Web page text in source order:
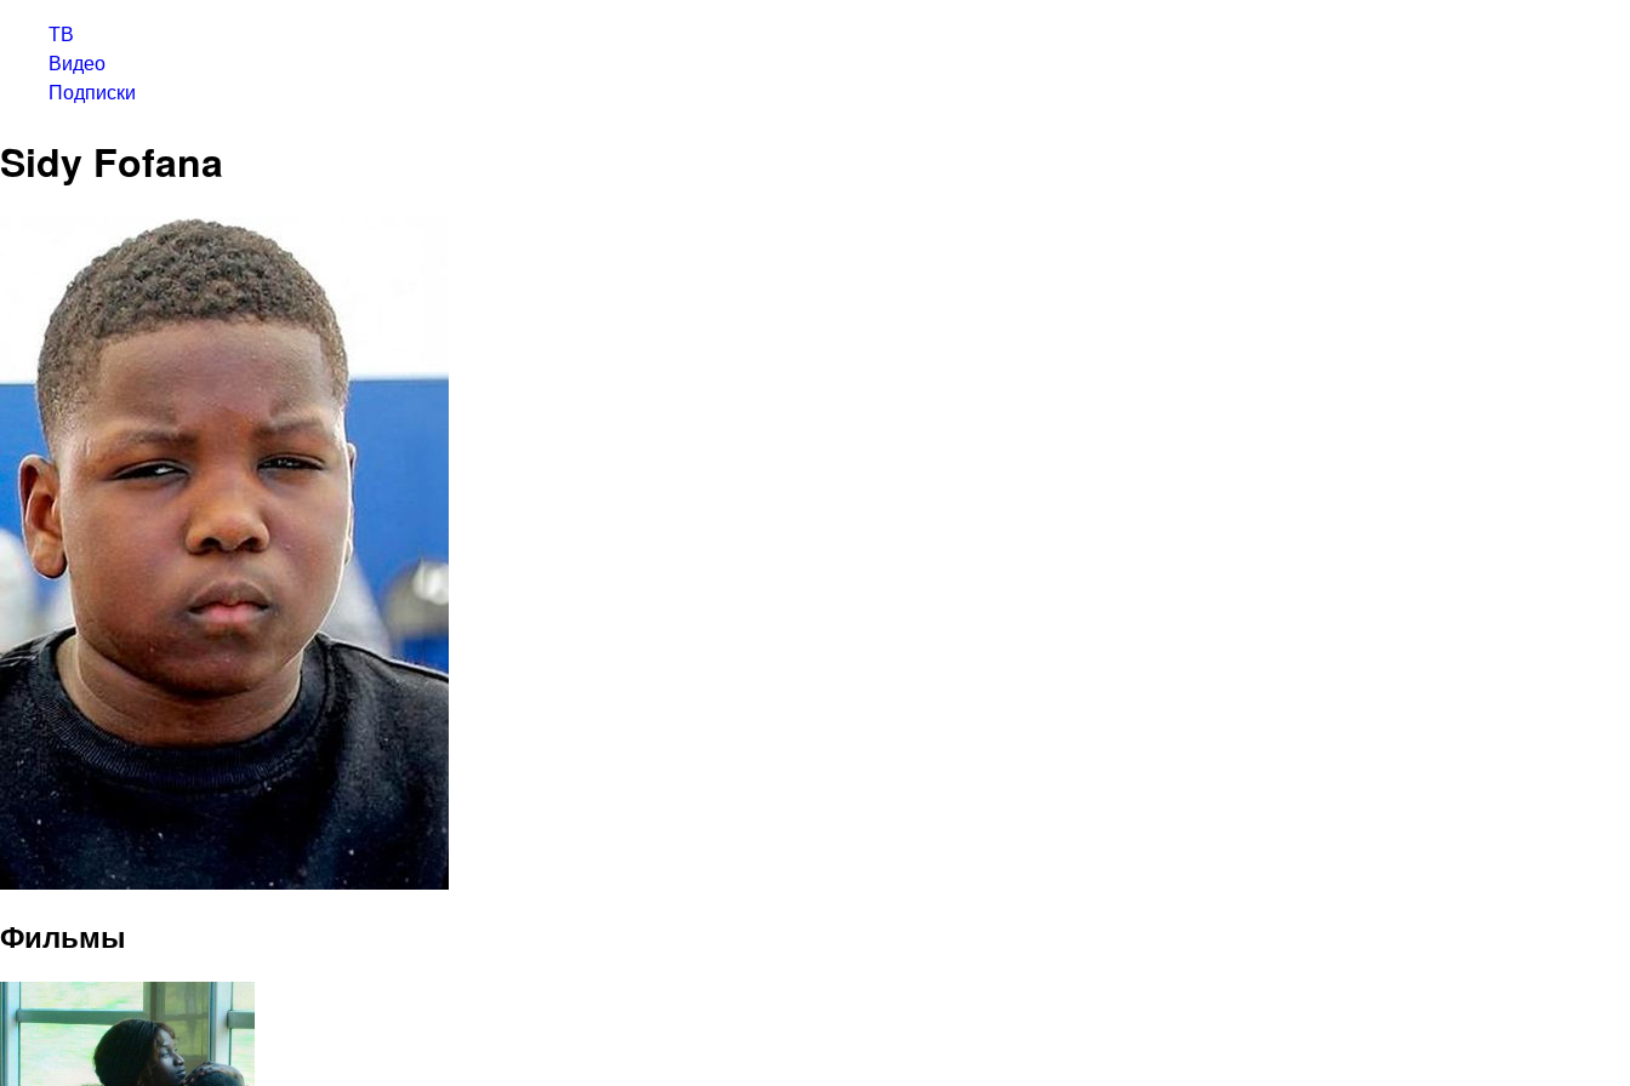
ТВ
Видео
Подписки
Sidy Fofana
Фильмы